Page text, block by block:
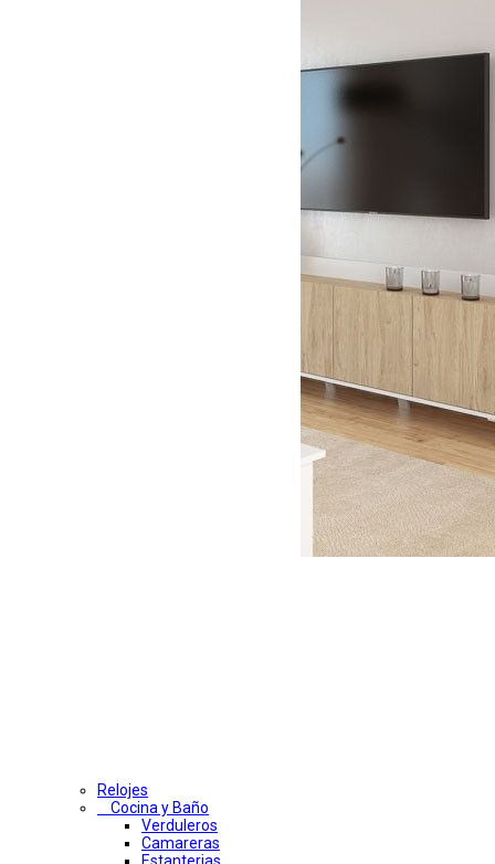
Relojes
Cocina y Baño
Verduleros
Camareras